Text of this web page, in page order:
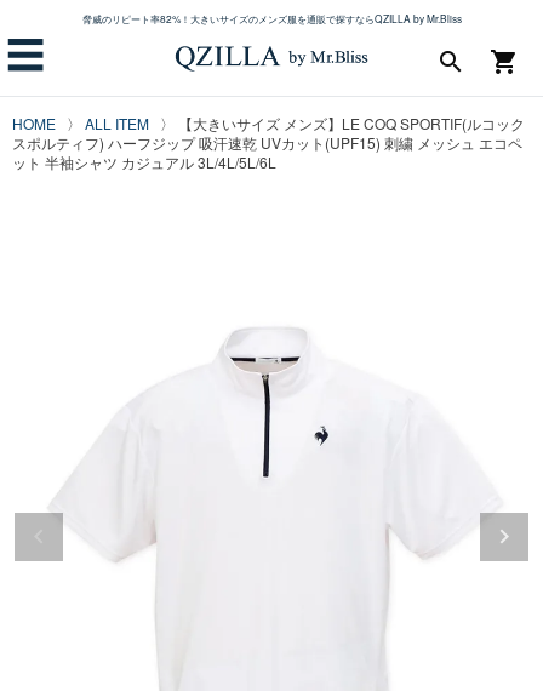
脅威のリピート率82%！大きいサイズのメンズ服を通販で探すならQZILLA by Mr.Bliss
☰ shopping_cart
search
HOME ALL ITEM
【大きいサイズ メンズ】LE COQ SPORTIF(ルコック
スポルティフ) ハーフジップ 吸汗速乾 UVカット(UPF15) 刺繍 メッシュ エコペ
ット 半袖シャツ カジュアル 3L/4L/5L/6L